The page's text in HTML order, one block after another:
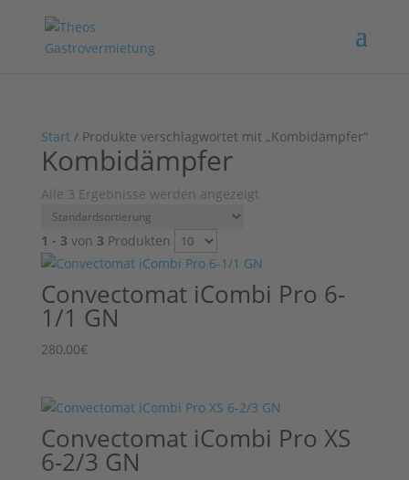
Start/ Produkte verschlagwortet mit „Kombidämpfer“
Kombidämpfer
Alle 3 Ergebnisse werden angezeigt
1 - 3 von 3 Produkten
Convectomat iCombi Pro 6-
1/1 GN
280,00€
Convectomat iCombi Pro XS
6-2/3 GN